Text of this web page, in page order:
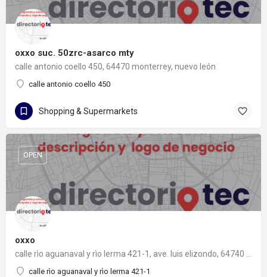
oxxo suc. 50zrc-asarco mty
calle antonio coello 450, 64470 monterrey, nuevo león
calle antonio coello 450
Shopping & Supermarkets
oxxo
calle rìo aguanaval y rìo lerma 421-1
OPEN